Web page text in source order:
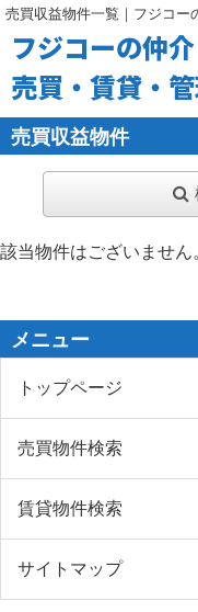
売買収益物件一覧｜フジコー
フジコーの仲介
売買・賃貸・
売買収益物件
該当物件はございません
メニュー
トップページ
売買物件検索
賃貸物件検索
サイトマップ